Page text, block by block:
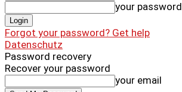
your password
Forgot your password? Get help
Datenschutz
Password recovery
Recover your password
your email